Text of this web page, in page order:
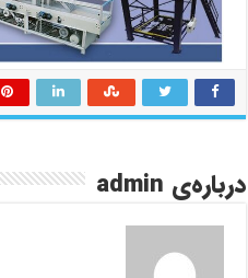
درباره‌ی admin